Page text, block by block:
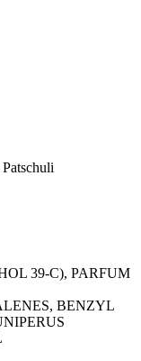
39-C), PARFUM
BENZYL